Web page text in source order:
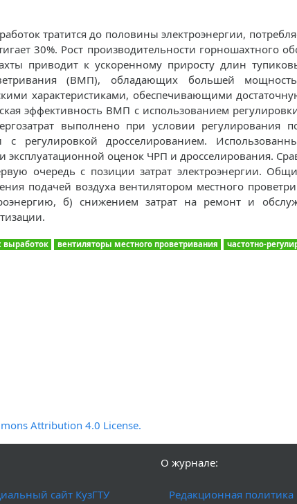
тратится до половины электроэнергии,
30%. Рост производительности горношахтного
приводит к ускоренному приросту длин
(ВМП), обладающих большей
характеристиками, обеспечивающими
эффективность ВМП с использованием
выполнено при условии регулирования
регулировкой дросселированием.
эксплуатационной оценок ЧРП и дросселирования.
очередь с позиции затрат электроэнергии.
подачей воздуха вентилятором местного
б) снижением затрат на ремонт и
выработок вентиляторы местного проветривания частотно-
Attribution 4.0 License.
сайт КузГТУ
О журнале:
Редакционная политика